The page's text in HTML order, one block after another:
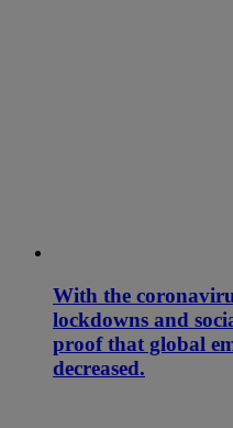
With the
lockdowns and
proof that global
decreased.